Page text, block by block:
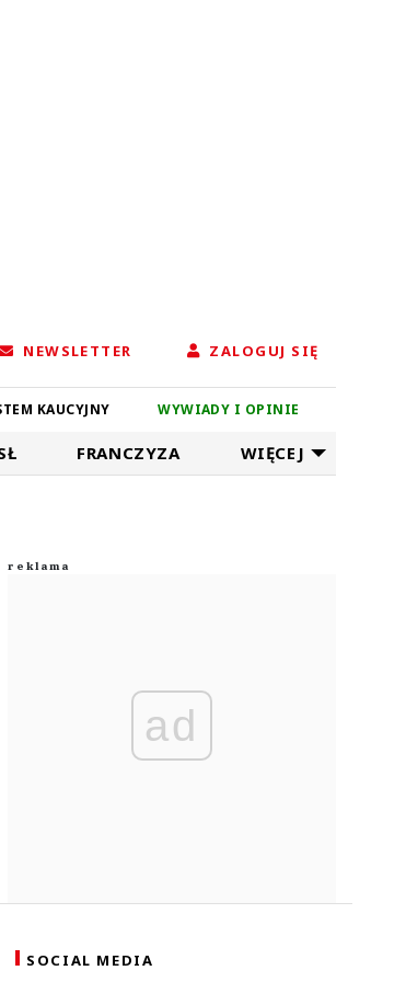
NEWSLETTER ZALOGUJ SIĘ
KAUCYJNY WYWIADY I OPINIE
FRANCZYZA WIĘCEJ
ad
SOCIAL MEDIA